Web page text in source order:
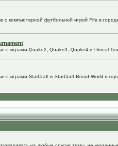
с компьютерной футбольной игрой Fifa в
с играми Quake2, Quake3, Quake4 и Unreal
с играми StarCraft и StarCraft Brood World в